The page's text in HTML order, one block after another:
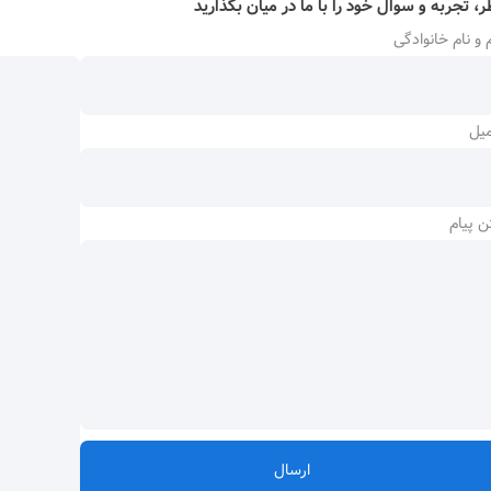
تجربه و سوال خود را با ما در میان بگذارید
و نام خانوادگی
پیام
ارسال